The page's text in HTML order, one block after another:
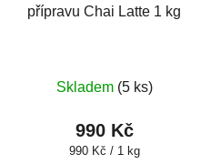
přípravu Chai Latte 1 kg
Skladem (5 ks)
990 Kč
Měrná
990 Kč / 1 kg